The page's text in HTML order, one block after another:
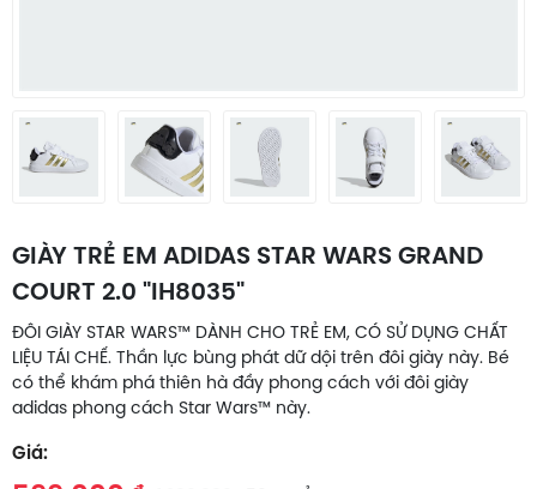
GIÀY TRẺ EM ADIDAS STAR WARS GRAND
COURT 2.0 "IH8035"
ĐÔI GIÀY STAR WARS™ DÀNH CHO TRẺ EM, CÓ SỬ DỤNG CHẤT
LIỆU TÁI CHẾ. Thần lực bùng phát dữ dội trên đôi giày này. Bé
có thể khám phá thiên hà đầy phong cách với đôi giày
adidas phong cách Star Wars™ này.
Giá: